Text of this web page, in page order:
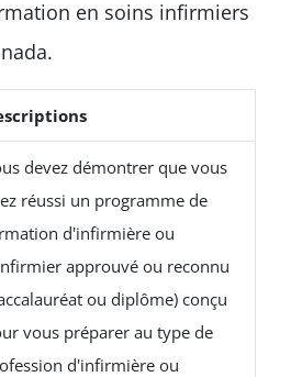
en soins infirmiers
devez démontrer que vous
réussi un programme de
d'infirmière ou
approuvé ou reconnu
ou diplôme) conçu
vous préparer au type de
d'infirmière ou